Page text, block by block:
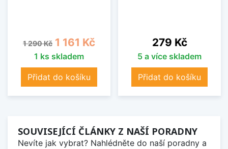
Běžná cena
1 290 Kč Cena
1 161 Kč
1 ks skladem
Přidat do košíku
Cena
279 Kč
5 a více skladem
Přidat do košíku
SOUVISEJÍCÍ ČLÁNKY Z NAŠÍ PORADNY
Nevíte jak vybrat? Nahlédněte do naší poradny a